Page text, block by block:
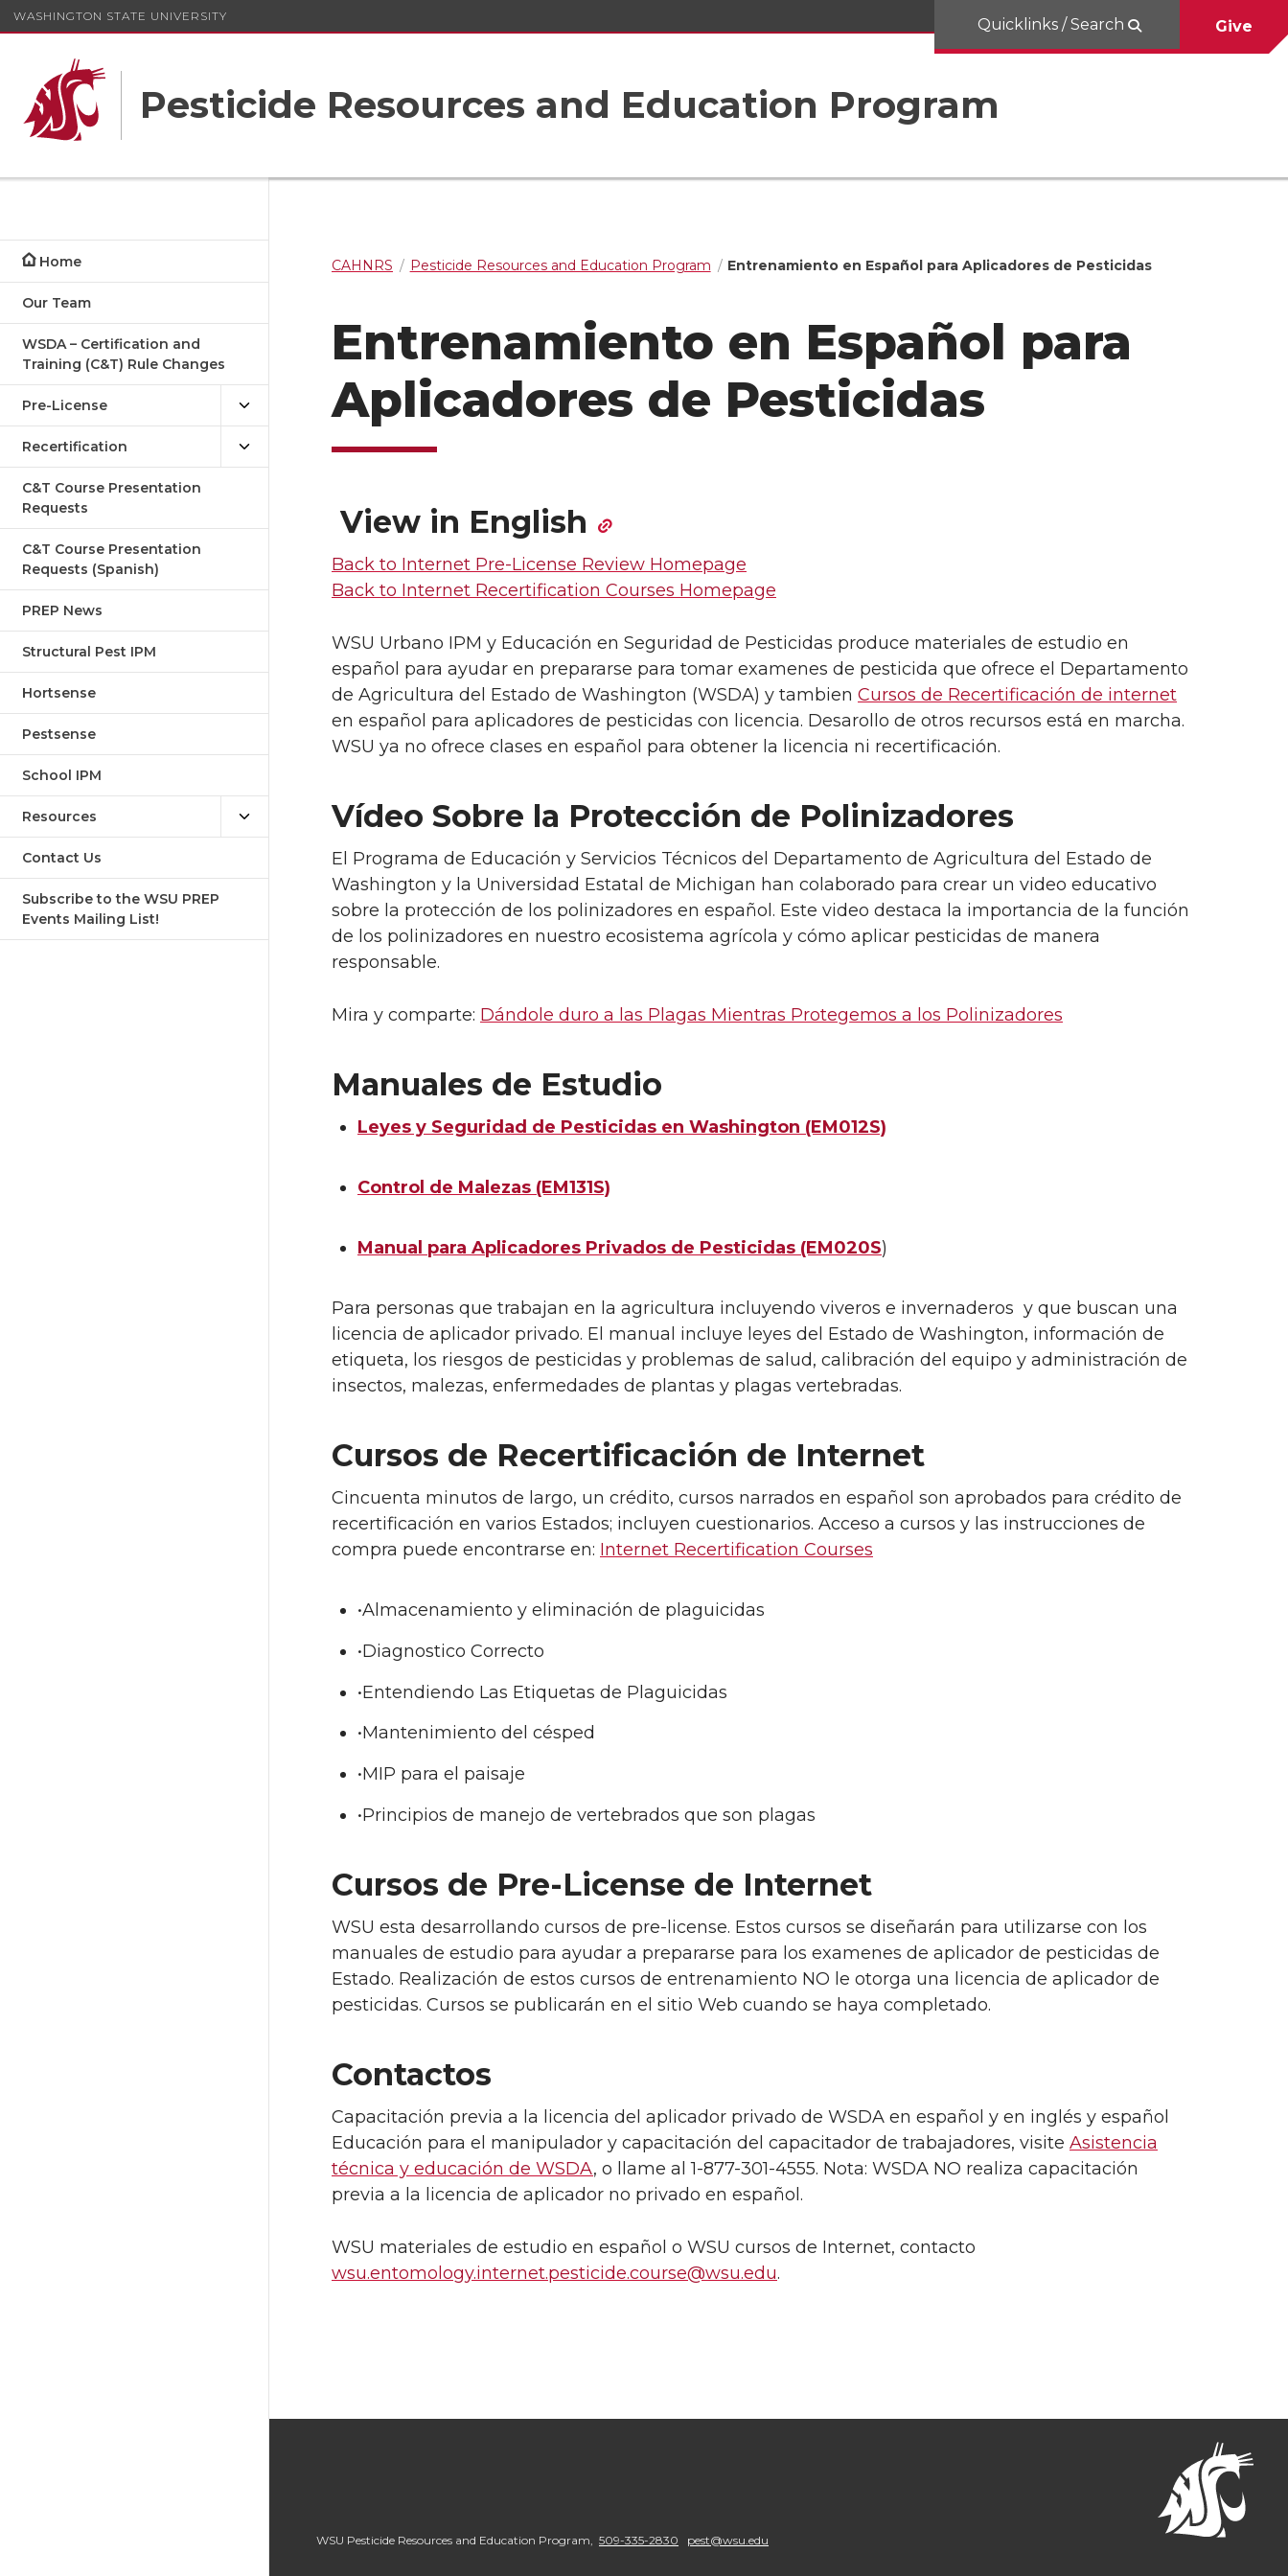
WASHINGTON STATE UNIVERSITY
Pesticide Resources and Education Program
Quicklinks / Search Give
Home
Our Team
WSDA – Certification and
Training (C&T) Rule Changes
Pre-License
Recertification
C&T Course Presentation
Requests
C&T Course Presentation
Requests (Spanish)
PREP News
Structural Pest IPM
Hortsense
Pestsense
School IPM
Resources
Contact Us
Subscribe to the WSU PREP
Events Mailing List!
CAHNRS Pesticide Resources and Education Program Entrenamiento en Español para Aplicadores de Pesticidas
Entrenamiento en Español para
Aplicadores de Pesticidas
View in English
Back to Internet Pre-License Review Homepage
Back to Internet Recertification Courses Homepage
WSU Urbano IPM y Educación en Seguridad de Pesticidas produce materiales de estudio en
español para ayudar en prepararse para tomar examenes de pesticida que ofrece el Departamento
de Agricultura del Estado de Washington (WSDA) y tambien Cursos de Recertificación de internet
en español para aplicadores de pesticidas con licencia. Desarollo de otros recursos está en marcha.
WSU ya no ofrece clases en español para obtener la licencia ni recertificación.
Vídeo Sobre la Protección de Polinizadores
El Programa de Educación y Servicios Técnicos del Departamento de Agricultura del Estado de
Washington y la Universidad Estatal de Michigan han colaborado para crear un video educativo
sobre la protección de los polinizadores en español. Este video destaca la importancia de la función
de los polinizadores en nuestro ecosistema agrícola y cómo aplicar pesticidas de manera
responsable.
Mira y comparte: Dándole duro a las Plagas Mientras Protegemos a los Polinizadores
Manuales de Estudio
Leyes y Seguridad de Pesticidas en Washington (EM012S)
Control de Malezas (EM131S)
Manual para Aplicadores Privados de Pesticidas (EM020S)
Para personas que trabajan en la agricultura incluyendo viveros e invernaderos y que buscan una
licencia de aplicador privado. El manual incluye leyes del Estado de Washington, información de
etiqueta, los riesgos de pesticidas y problemas de salud, calibración del equipo y administración de
insectos, malezas, enfermedades de plantas y plagas vertebradas.
Cursos de Recertificación de Internet
Cincuenta minutos de largo, un crédito, cursos narrados en español son aprobados para crédito de
recertificación en varios Estados; incluyen cuestionarios. Acceso a cursos y las instrucciones de
compra puede encontrarse en: Internet Recertification Courses
•Almacenamiento y eliminación de plaguicidas
•Diagnostico Correcto
•Entendiendo Las Etiquetas de Plaguicidas
•Mantenimiento del césped
•MIP para el paisaje
•Principios de manejo de vertebrados que son plagas
Cursos de Pre-License de Internet
WSU esta desarrollando cursos de pre-license. Estos cursos se diseñarán para utilizarse con los
manuales de estudio para ayudar a prepararse para los examenes de aplicador de pesticidas de
Estado. Realización de estos cursos de entrenamiento NO le otorga una licencia de aplicador de
pesticidas. Cursos se publicarán en el sitio Web cuando se haya completado.
Contactos
Capacitación previa a la licencia del aplicador privado de WSDA en español y en inglés y español
Educación para el manipulador y capacitación del capacitador de trabajadores, visite Asistencia
técnica y educación de WSDA, o llame al 1-877-301-4555. Nota: WSDA NO realiza capacitación
previa a la licencia de aplicador no privado en español.
WSU materiales de estudio en español o WSU cursos de Internet, contacto
wsu.entomology.internet.pesticide.course@wsu.edu.
WSU Pesticide Resources and Education Program, 509-335-2830 pest@wsu.edu